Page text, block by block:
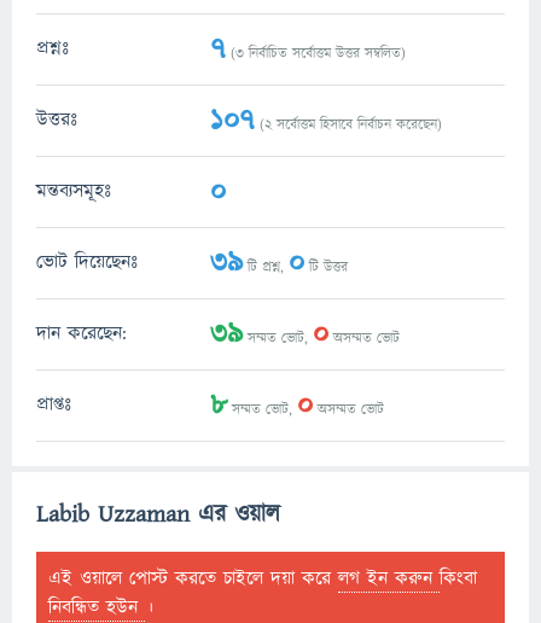
প্রশ্নঃ 7 (3নির্বাচিত সর্বোত্তম উত্তর সম্বলিত)
উত্তরঃ 107 (2সর্বোত্তম হিসাবে নির্বাচন করেছেন)
মন্তব্যসমূহঃ 0
ভোট দিয়েছেনঃ 39টি প্রশ্ন, 0টি উত্তর
দান করেছেন: 39সম্মত ভোট, 0অসম্মত ভোট
প্রাপ্তঃ 8সম্মত ভোট, 0অসম্মত ভোট
Labib Uzzaman এর ওয়াল
এই ওয়ালে পোস্ট করতে চাইলে দয়া করেলগ ইন করুনকিংবা
নিবন্ধিত হউন ।